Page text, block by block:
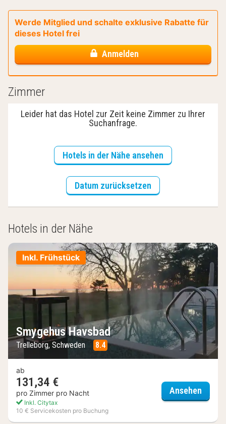
Werde Mitglied und schalte exklusive Rabatte für
dieses Hotel frei
Anmelden
Zimmer
Leider hat das Hotel zur Zeit keine Zimmer zu Ihrer
Suchanfrage.
Hotels in der Nähe ansehen
Datum zurücksetzen
Hotels in der Nähe
Inkl. Frühstück
Smygehus Havsbad
Trelleborg, Schweden 8.4
ab
131,34 €
pro Zimmer pro Nacht
Inkl. Citytax
10 € Servicekosten pro Buchung
Ansehen